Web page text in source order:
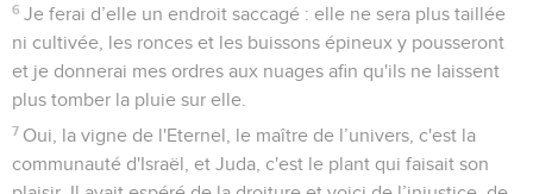
6 Je ferai d’elle un endroit saccagé : elle ne sera plus taillée
ni cultivée, les ronces et les buissons épineux y pousseront
et je donnerai mes ordres aux nuages afin qu'ils ne laissent
plus tomber la pluie sur elle.
7 Oui, la vigne de l'Eternel, le maître de l’univers, c'est la
communauté d'Israël, et Juda, c'est le plant qui faisait son